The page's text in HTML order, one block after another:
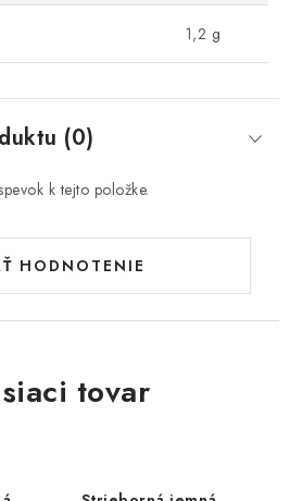
1,2 g
(0)
k tejto položke.
HODNOTENIE
tovar